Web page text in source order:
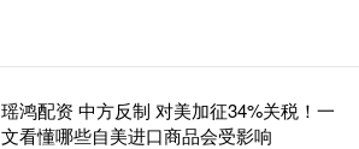
瑶鸿配资 中方反制 对美加征34%关税！一
文看懂哪些自美进口商品会受影响